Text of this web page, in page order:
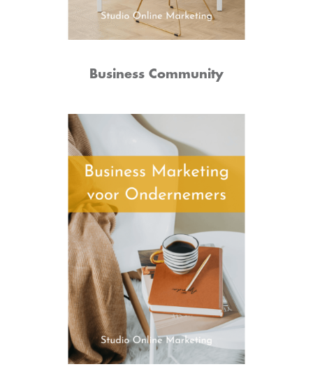
Business Community